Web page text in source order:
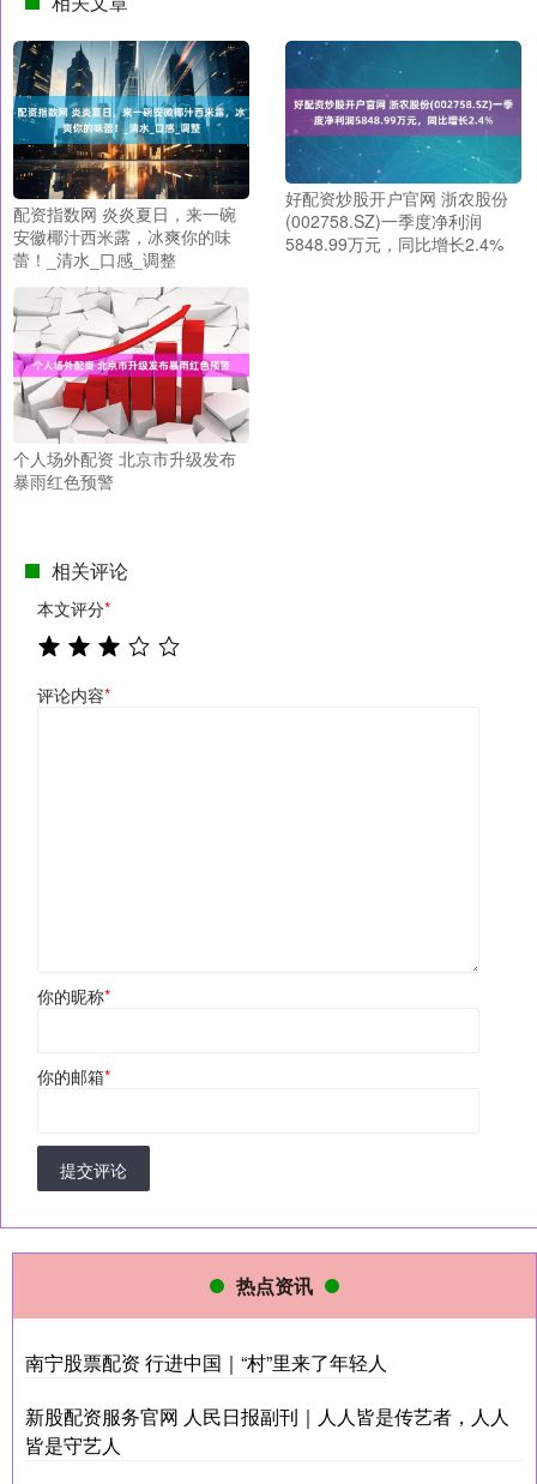
配资指数网 炎炎夏日，来一碗
安徽椰汁西米露，冰爽你的味
蕾！_清水_口感_调整
好配资炒股开户官网 浙农股份
(002758.SZ)一季度净利润
5848.99万元，同比增长2.4%
个人场外配资 北京市升级发布
暴雨红色预警
相关评论
本文评分*
评论内容*
你的昵称*
你的邮箱*
提交评论
热点资讯
南宁股票配资 行进中国｜“村”里来了年轻人
新股配资服务官网 人民日报副刊｜人人皆是传艺者，人人
皆是守艺人